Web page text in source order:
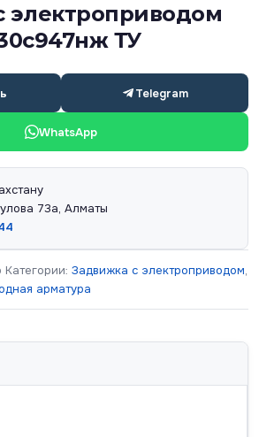
электроприводом
ТУ
Telegram
WhatsApp
73а, Алматы
Категории: Задвижка с электроприводом,
арматура